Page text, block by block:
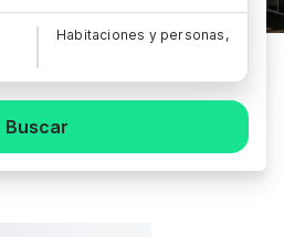
Habitaciones y personas,
Buscar